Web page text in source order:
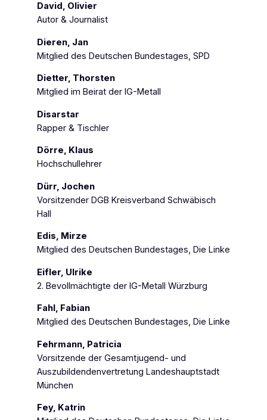
David, Olivier
Autor & Journalist
Dieren, Jan
Mitglied des Deutschen Bundestages, SPD
Dietter, Thorsten
Mitglied im Beirat der IG-Metall
Disarstar
Rapper & Tischler
Dörre, Klaus
Hochschullehrer
Dürr, Jochen
Vorsitzender DGB Kreisverband Schwäbisch
Hall
Edis, Mirze
Mitglied des Deutschen Bundestages, Die Linke
Eifler, Ulrike
2. Bevollmächtigte der IG-Metall Würzburg
Fahl, Fabian
Mitglied des Deutschen Bundestages, Die Linke
Fehrmann, Patricia
Vorsitzende der Gesamtjugend- und
Auszubildendenvertretung Landeshauptstadt
München
Fey, Katrin